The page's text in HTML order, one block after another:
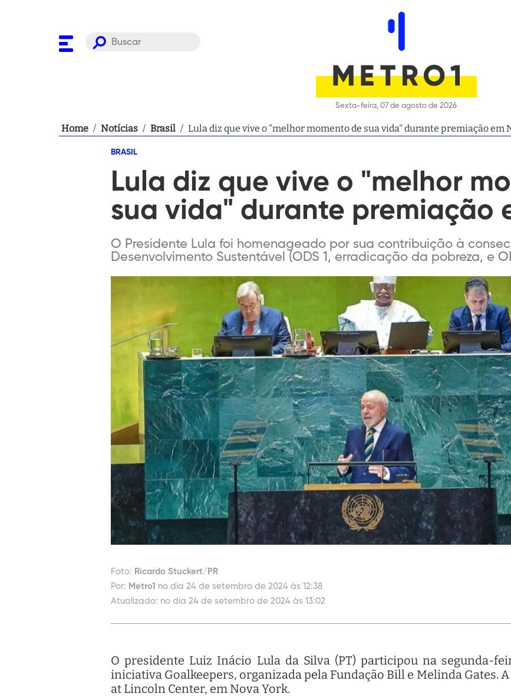
Sexta-feira, 07 de agosto de 2026
Home / Notícias / Brasil / Lula diz que vive o "melhor momento de sua vida" durante premiação em
BRASIL
Lula diz que vive o "melhor
sua vida" durante premiação
O Presidente Lula foi homenageado por sua contribuição à
Desenvolvimento Sustentável (ODS 1, erradicação da pobreza, e
Foto: Ricardo Stuckert/PR
Por: Metro1 no dia 24 de setembro de 2024 às 12:38
Atualizado: no dia 24 de setembro de 2024 às 13:02
O presidente Luiz Inácio Lula da Silva (PT) participou na segunda-
iniciativa Goalkeepers, organizada pela Fundação Bill e Melinda Gates.
at Lincoln Center, em Nova York.